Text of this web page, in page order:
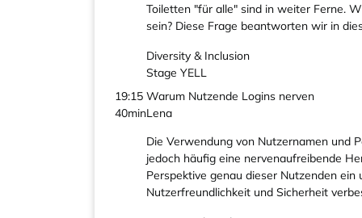
Toiletten "für alle" sind in weiter Ferne.
sein? Diese Frage beantworten wir in
Diversity & Inclusion
Stage YELL
19:15
40min
Warum Nutzende Logins nerven
Lena
Die Verwendung von Nutzernamen und
jedoch häufig eine nervenaufreibende
Perspektive genau dieser Nutzenden
Nutzerfreundlichkeit und Sicherheit